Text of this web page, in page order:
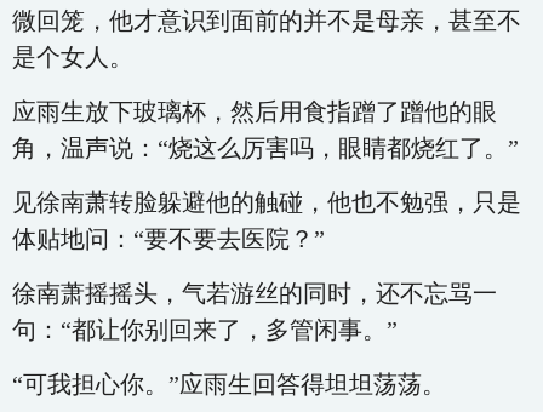
微回笼，他才意识到面前的并不是母亲，甚至不
是个女人。
应雨生放下玻璃杯，然后用食指蹭了蹭他的眼
角，温声说：“烧这么厉害吗，眼睛都烧红了。”
见徐南萧转脸躲避他的触碰，他也不勉强，只是
体贴地问：“要不要去医院？”
徐南萧摇摇头，气若游丝的同时，还不忘骂一
句：“都让你别回来了，多管闲事。”
“可我担心你。”应雨生回答得坦坦荡荡。